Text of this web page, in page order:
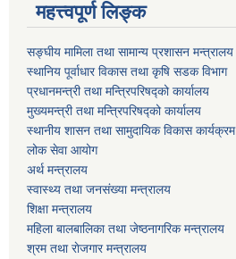
महत्त्वपूर्ण लिङ्क
सङ्घीय मामिला तथा सामान्य प्रशासन मन्त्रालय
स्थानिय पूर्वाधार विकास तथा कृषि सडक विभाग
प्रधानमन्त्री तथा मन्त्रिपरिषद्को कार्यालय
मुख्यमन्त्री तथा मन्त्रिपरिषद्को कार्यालय
स्थानीय शासन तथा सामुदायिक विकास कार्यक्रम
लोक सेवा आयोग
अर्थ मन्त्रालय
स्वास्थ्य तथा जनस‌ंख्या मन्त्रालय
शिक्षा मन्त्रालय
महिला बालबालिका तथा जेष्ठनागरिक मन्त्रालय
श्रम तथा राेजगार मन्त्रालय